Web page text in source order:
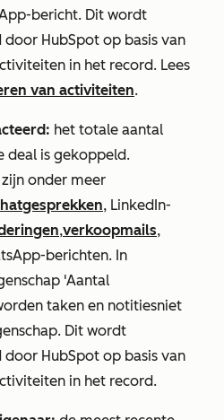
bericht. Dit wordt
HubSpot op basis van
in het record. Lees
van activiteiten.
het totale aantal
deal is gekoppeld.
onder meer
, LinkedIn-
,verkoopmails,
berichten. In
'Aantal
taken en notitiesniet
Dit wordt
HubSpot op basis van
in het record.